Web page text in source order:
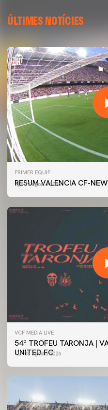
ÚLTIMES NOTÍCIES
PRIMER EQUIP
RESUM VALENCIA CF-
09 agosto 2026
VCF MEDIA LIVE
54º TROFEU TARONJA |
UNITED FC
08 agosto 2026